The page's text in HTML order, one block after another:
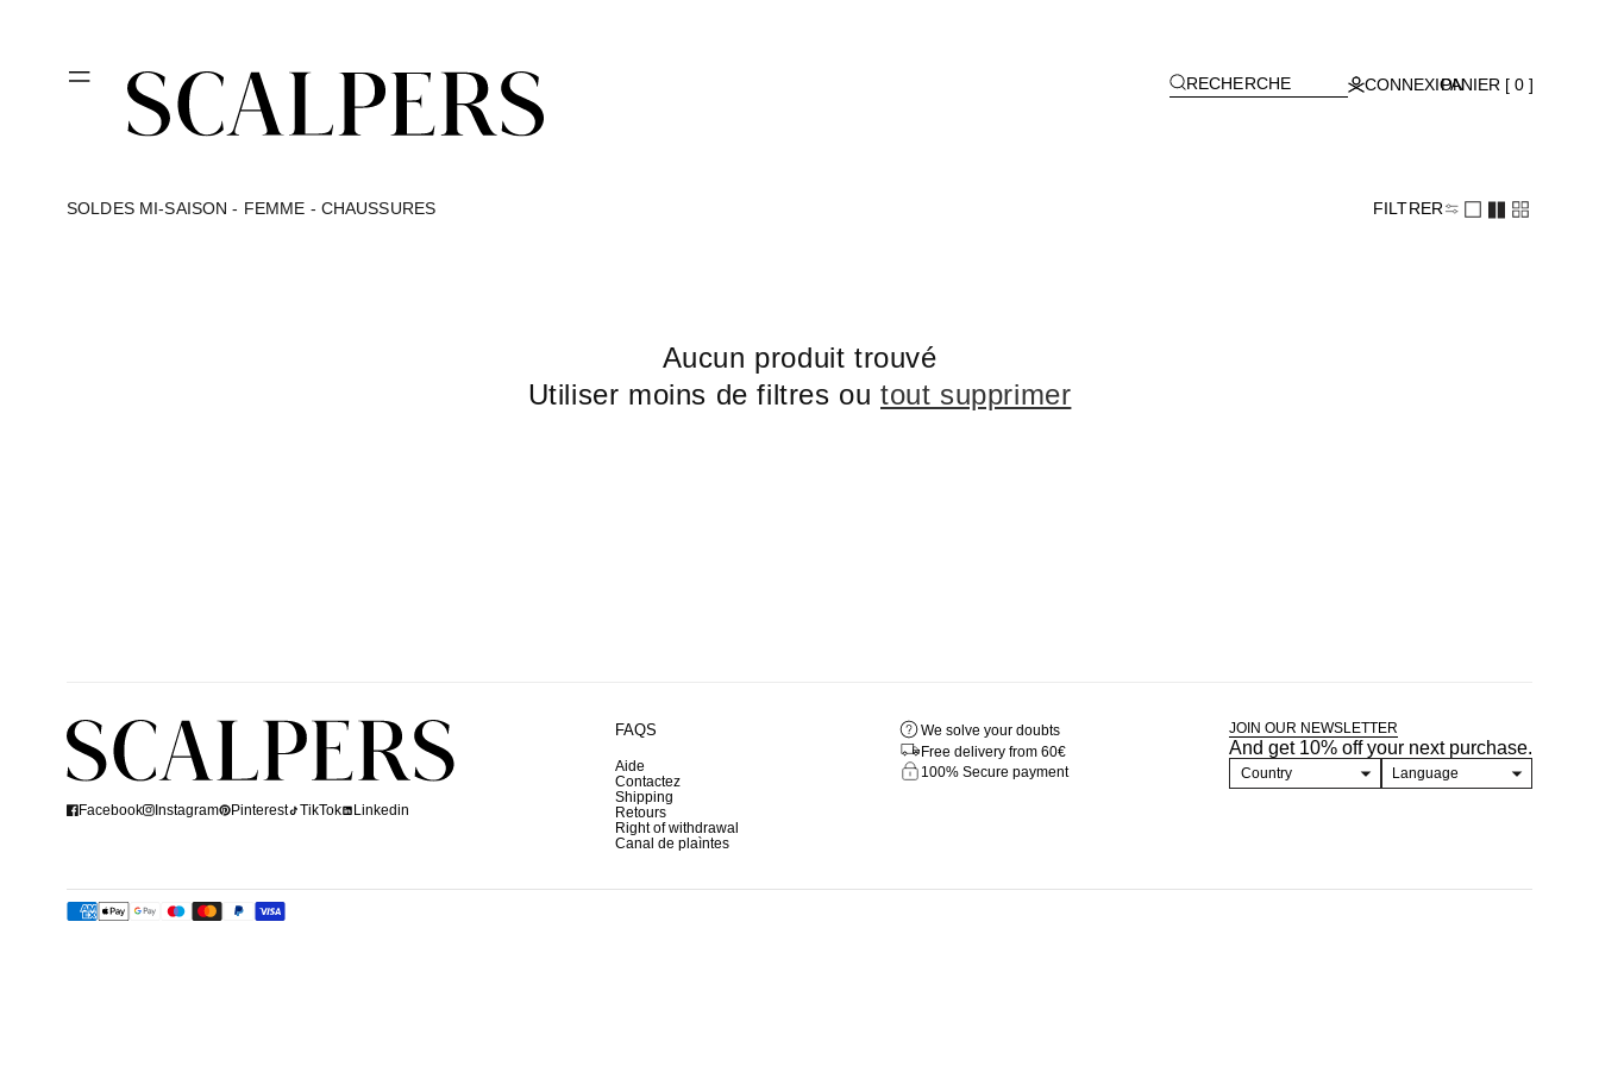
contenu
RECHERCHE CONNEXIONPANIER [ 0 ]
SOLDES MI-SAISON - FEMME - CHAUSSURES FILTRER
Aucun produit trouvé
Utiliser moins de filtres ou tout supprimer
Facebook Instagram Pinterest TikTok Linkedin
FAQS
Aide
Contactez
Shipping
Retours
Right of withdrawal
Canal de plaìntes
We solve your doubts
Free delivery from 60€
100% Secure payment
JOIN OUR NEWSLETTER
And get 10% off your next purchase.
Country Language